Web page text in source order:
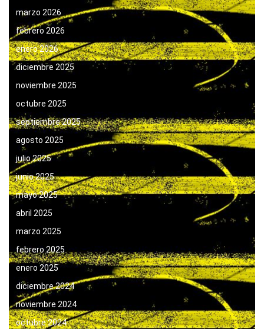
marzo 2026
febrero 2026
enero 2026
diciembre 2025
noviembre 2025
octubre 2025
septiembre 2025
agosto 2025
julio 2025
junio 2025
mayo 2025
abril 2025
marzo 2025
febrero 2025
enero 2025
diciembre 2024
noviembre 2024
octubre 2024